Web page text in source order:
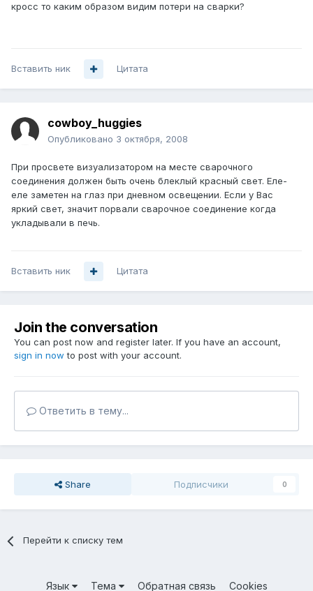
кросс то каким образом видим потери на сварки?
Вставить ник Цитата
cowboy_huggies
Опубликовано 3 октября, 2008
При просвете визуализатором на месте сварочного
соединения должен быть очень блеклый красный свет. Еле-
еле заметен на глаз при дневном освещении. Если у Вас
яркий свет, значит порвали сварочное соединение когда
укладывали в печь.
Вставить ник Цитата
Join the conversation
You can post now and register later. If you have an account,
sign in now to post with your account.
Ответить в тему...
Share Подписчики 0
Перейти к списку тем
Язык Тема Обратная связь Cookies